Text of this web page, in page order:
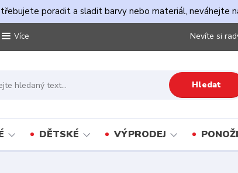
poradit a sladit barvy nebo materiál, neváhejte
Více
Hledat
Nevíte si
DĚTSKÉ VÝPRODEJ